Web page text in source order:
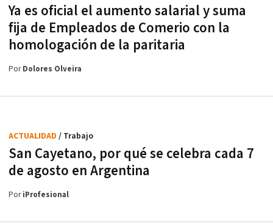
Ya es oficial el aumento salarial y suma
fija de Empleados de Comerio con la
homologación de la paritaria
PorDolores Olveira
San Cayetano, por qué se celebra cada 7
de agosto en Argentina
ACTUALIDAD / Trabajo
PoriProfesional